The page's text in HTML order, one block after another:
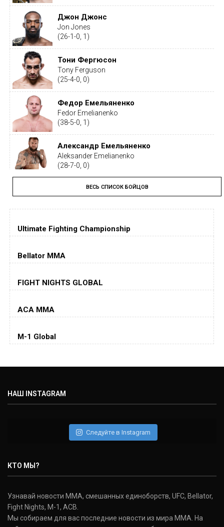
Джон Джонс
Jon Jones
(26-1-0, 1)
Тони Фергюсон
Tony Ferguson
(25-4-0, 0)
Федор Емельяненко
Fedor Emelianenko
(38-5-0, 1)
Александр Емельяненко
Aleksander Emelianenko
(28-7-0, 0)
Тайрон Вудли
Tyron Woodley
(19-5-1, 0)
Дастин Порье
(26-6-0, 1)
Jorge Masvidal
Колби Ковингтон
Дэниель Кормье
(22-2-0, 1)
Donald Cerrone
(36-15-0, 1)
ВЕСЬ СПИСОК БОЙЦОВ
Ultimate Fighting Championship
Bellator MMA
FIGHT NIGHTS GLOBAL
ACA MMA
M-1 Global
НАШ INSTAGRAM
Следуйте в Instagram
КТО МЫ?
Узнавай новости ММА, смешанных единоборств, UFC, Bellator,
Fight Nights, M-1, ACB.
Мы собираем для вас последние новости из мира ММА. На